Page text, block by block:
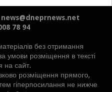
news@dneprnews.net
78 94
без отримання
умови розміщення в тексті
на сайт.
розміщення прямого,
гіперпосилання не нижче